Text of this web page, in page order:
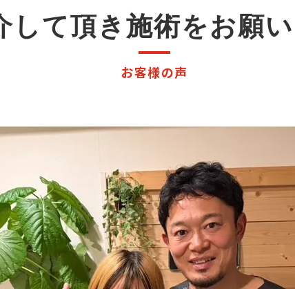
お客様の声
して頂き施術をお願い